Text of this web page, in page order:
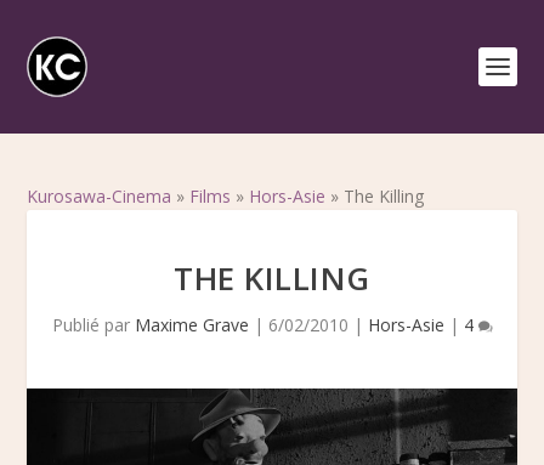
Kurosawa-Cinema » Films » Hors-Asie » The Killing
THE KILLING
Publié par Maxime Grave | 6/02/2010 | Hors-Asie | 4